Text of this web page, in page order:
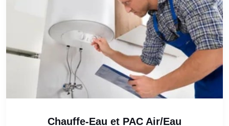
Chauffe-Eau et PAC Air/Eau